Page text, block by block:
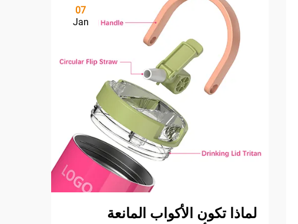
07
Jan
لماذا تكون الأكواب المانعة